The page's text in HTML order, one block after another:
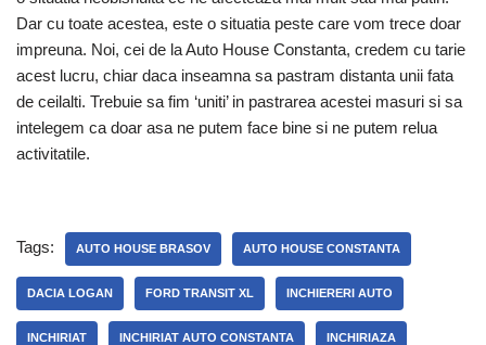
Dar cu toate acestea, este o situatia peste care vom trece doar
impreuna. Noi, cei de la Auto House Constanta, credem cu tarie
acest lucru, chiar daca inseamna sa pastram distanta unii fata
de ceilalti. Trebuie sa fim ‘uniti’ in pastrarea acestei masuri si sa
intelegem ca doar asa ne putem face bine si ne putem relua
activitatile.
Tags: AUTO HOUSE BRASOV AUTO HOUSE CONSTANTA
DACIA LOGAN FORD TRANSIT XL INCHIERERI AUTO
INCHIRIAT INCHIRIAT AUTO CONSTANTA INCHIRIAZA